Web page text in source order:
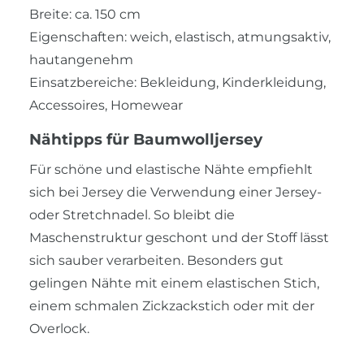
Breite: ca. 150 cm
Eigenschaften: weich, elastisch, atmungsaktiv,
hautangenehm
Einsatzbereiche: Bekleidung, Kinderkleidung,
Accessoires, Homewear
Nähtipps für Baumwolljersey
Für schöne und elastische Nähte empfiehlt
sich bei Jersey die Verwendung einer Jersey-
oder Stretchnadel. So bleibt die
Maschenstruktur geschont und der Stoff lässt
sich sauber verarbeiten. Besonders gut
gelingen Nähte mit einem elastischen Stich,
einem schmalen Zickzackstich oder mit der
Overlock.